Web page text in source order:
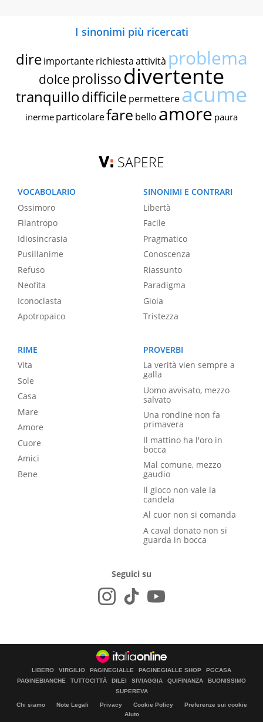
I sinonimi più ricercati
dire importante richiestaattività problema
dolce prolissodivertente
tranquillodifficile permettereacume
inerme particolarefare bello amore paura
SAPERE
VOCABOLARIO
Ossimoro
Filantropo
Idiosincrasia
Pusillanime
Refuso
Neofita
Iconoclasta
Apotropaico
SINONIMI E CONTRARI
Libertà
Facile
Pragmatico
Conoscenza
Riassunto
Paradigma
Gioia
Tristezza
RIME
Vita
Sole
Casa
Mare
Amore
Cuore
Amici
Bene
PROVERBI
La verità vien sempre a
galla
Uomo avvisato, mezzo
salvato
Una rondine non fa
primavera
Il mattino ha l'oro in
bocca
Mal comune, mezzo
gaudio
Il gioco non vale la
candela
Al cuor non si comanda
A caval donato non si
guarda in bocca
Seguici su
LIBERO VIRGILIO PAGINEGIALLE PAGINEGIALLE SHOP
PGCASA
PAGINEBIANCHE
TUTTOCITTÀ DILEI SIVIAGGIA QUIFINANZA
BUONISSIMO
SUPEREVA
Chi siamo Note Legali Privacy Cookie Policy
Preferenze sui cookie
Aiuto